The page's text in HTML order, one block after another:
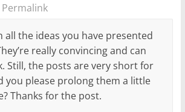
Permalink
all the ideas you have presented
really convincing and can
Still, the posts are very short for
you please prolong them a little
Thanks for the post.